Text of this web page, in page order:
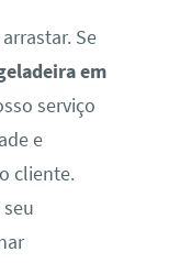
Se
em
serviço
e
cliente.